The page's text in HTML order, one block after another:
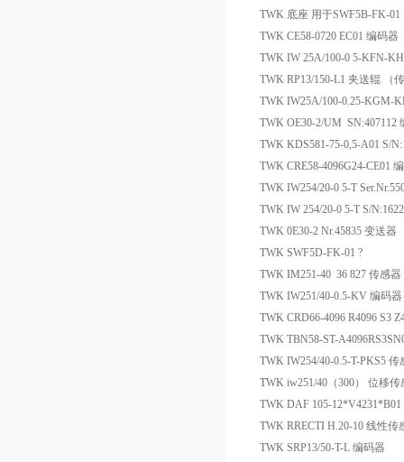
TWK 底座 用于SWF5B-FK-01
TWK CE58-0720 EC01 编码器
TWK IW 25A/100-0 5-KFN-
TWK RP13/150-L1 夹送辊 （
TWK IW25A/100-0.25-KGM-
TWK OE30-2/UM SN:407112
TWK KDS581-75-0,5-A01 S/
TWK CRE58-4096G24-CE01
TWK IW254/20-0 5-T
TWK IW 254/20-0 5-T S/
TWK 0E30-2 Nr.45835 变送器
TWK SWF5D-FK-01 ?
TWK IM251-40 36 827 传感器
TWK IW251/40-0.5-KV 编码器
TWK CRD66-4096 R4096 S3
TWK TBN58-ST-
TWK IW254/40-0.5-T-PKS5 传
TWK iw251/40（300） 位移传
TWK DAF 105-
TWK RRECTI H.20-10 线性传
TWK SRP13/50-T-L 编码器